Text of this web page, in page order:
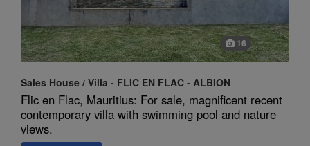
16
Sales House / Villa - FLIC EN FLAC - ALBION
Flic en Flac, Mauritius: For sale, magnificent recent
contemporary villa with swimming pool and nature
views.